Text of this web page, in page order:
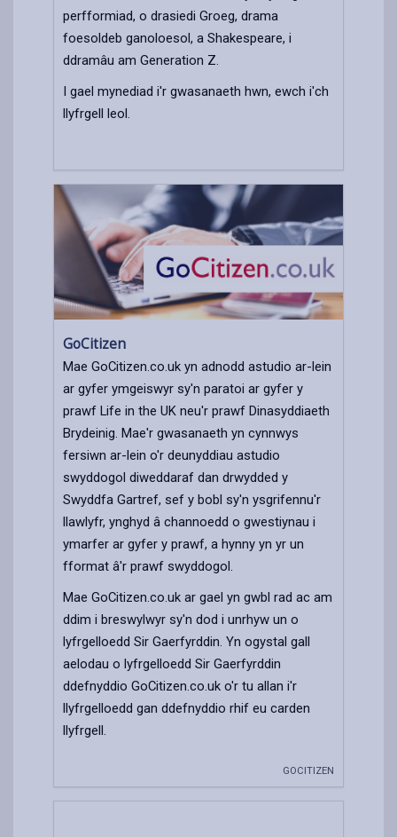
perfformiad, o drasiedi Groeg, drama
foesoldeb ganoloesol, a Shakespeare, i
ddramâu am Generation Z.
I gael mynediad i'r gwasanaeth hwn, ewch i'ch
llyfrgell leol.
GoCitizen
Mae GoCitizen.co.uk yn adnodd astudio ar-lein
ar gyfer ymgeiswyr sy'n paratoi ar gyfer y
prawf Life in the UK neu'r prawf Dinasyddiaeth
Brydeinig. Mae'r gwasanaeth yn cynnwys
fersiwn ar-lein o'r deunyddiau astudio
swyddogol diweddaraf dan drwydded y
Swyddfa Gartref, sef y bobl sy'n ysgrifennu'r
llawlyfr, ynghyd â channoedd o gwestiynau i
ymarfer ar gyfer y prawf, a hynny yn yr un
fformat â'r prawf swyddogol.
Mae GoCitizen.co.uk ar gael yn gwbl rad ac am
ddim i breswylwyr sy'n dod i unrhyw un o
lyfrgelloedd Sir Gaerfyrddin. Yn ogystal gall
aelodau o lyfrgelloedd Sir Gaerfyrddin
ddefnyddio GoCitizen.co.uk o'r tu allan i'r
llyfrgelloedd gan ddefnyddio rhif eu carden
llyfrgell.
GOCITIZEN